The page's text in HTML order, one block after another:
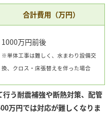
合計費用（万円）
1000万円前後
※単体工事は難しく、水まわり設備交
換、クロス・床張替えを伴った場合
う耐震補強や断熱対策、配管
万円では対応が難しくなりま